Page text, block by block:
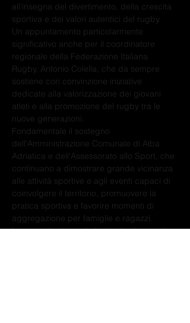
all'insegna del divertimento, della crescita
sportiva e dei valori autentici del rugby.
Un appuntamento particolarmente
significativo anche per il coordinatore
regionale della Federazione Italiana
Rugby, Antonio Colella, che da sempre
sostiene con convinzione iniziative
dedicate alla valorizzazione dei giovani
atleti e alla promozione del rugby tra le
nuove generazioni.
Fondamentale il sostegno
dell'Amministrazione Comunale di Alba
Adriatica e dell'Assessorato allo Sport, che
continuano a dimostrare grande vicinanza
alle attività sportive e agli eventi capaci di
coinvolgere il territorio, promuovere la
pratica sportiva e favorire momenti di
aggregazione per famiglie e ragazzi.
La giornata si concluderà nel più autentico